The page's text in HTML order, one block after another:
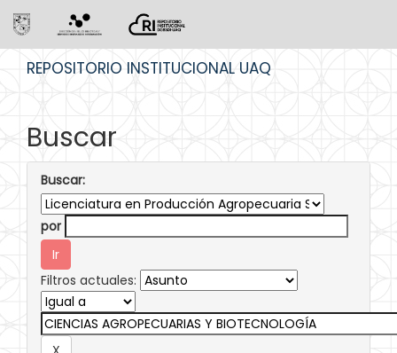
REPOSITORIO INSTITUCIONAL UAQ
Buscar
Buscar:
por
Filtros actuales: